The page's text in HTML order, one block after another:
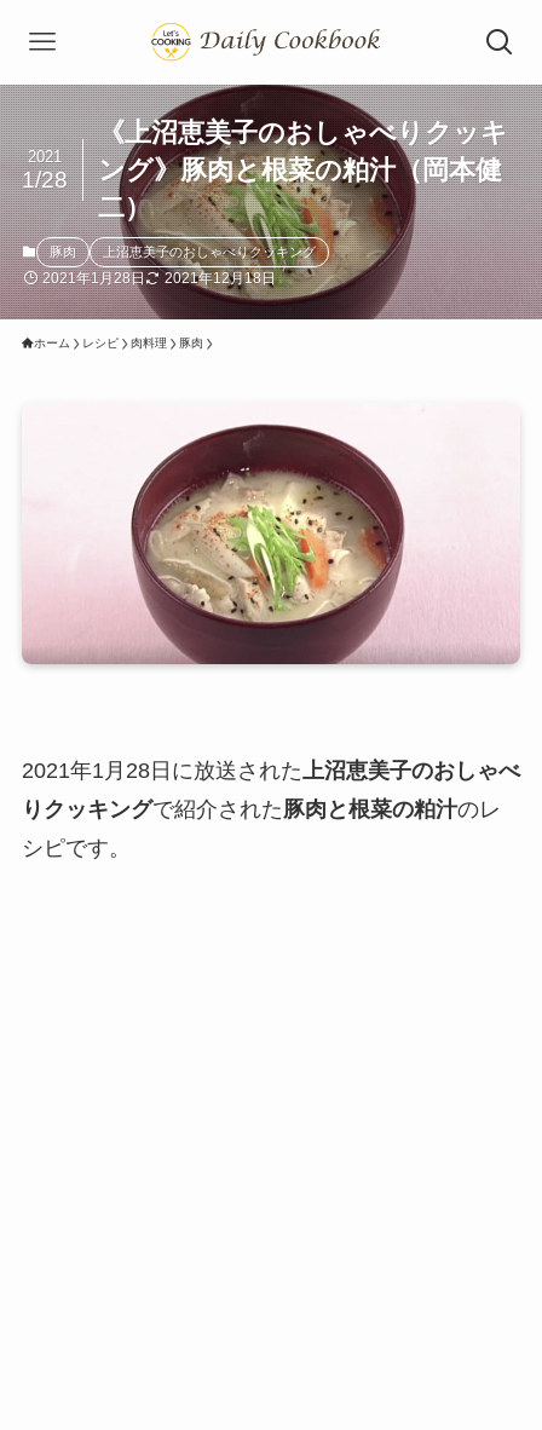
《上沼恵美子のおしゃべりクッキ
ング》豚肉と根菜の粕汁（岡本健
二）
2021
1/28
豚肉 上沼恵美子のおしゃべりクッキング
2021年1月28日 2021年12月18日
ホーム レシピ 肉料理 豚肉
2021年1月28日に放送された 上沼恵美子のおしゃべ
りクッキングで紹介された豚肉と根菜の粕汁のレ
シピです。